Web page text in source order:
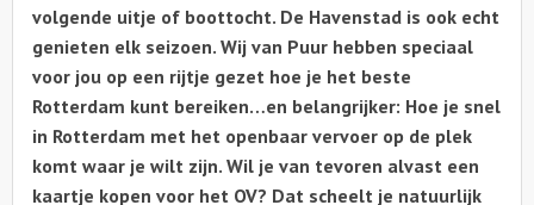
Rondleidingen
Locaties
Feesten
volgende uitje of boottocht. De Havenstad is ook echt
genieten elk seizoen. Wij van Puur hebben speciaal
voor jou op een rijtje gezet hoe je het beste
Rotterdam kunt bereiken…en belangrijker: Hoe je snel
in Rotterdam met het openbaar vervoer op de plek
komt waar je wilt zijn. Wil je van tevoren alvast een
kaartje kopen voor het OV? Dat scheelt je natuurlijk